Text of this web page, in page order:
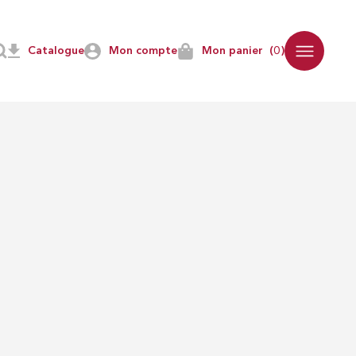
Mon compte Mon panier (0)
Catalogue